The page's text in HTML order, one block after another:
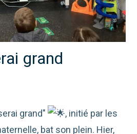
grand
grand"
, initié par les
bat son plein. Hier,